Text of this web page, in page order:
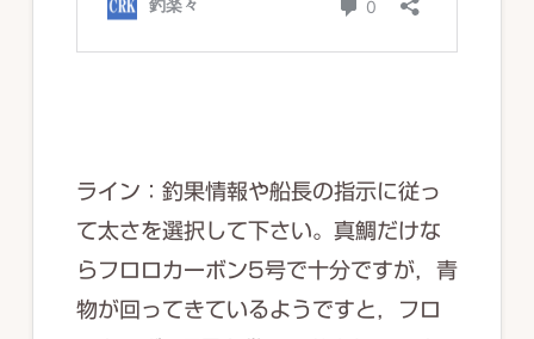
ライン：釣果情報や船長の指示に従っ
て太さを選択して下さい。真鯛だけな
らフロロカーボン5号で十分ですが，青
物が回ってきているようですと，フロ